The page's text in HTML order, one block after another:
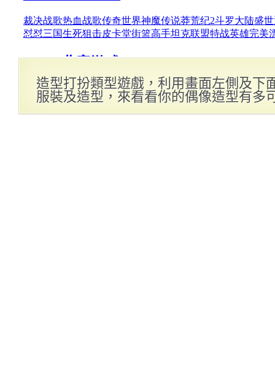
造型打扮類型遊戲，利用畫面左側及下
服裝及造型，來看看你的偶像造型有多